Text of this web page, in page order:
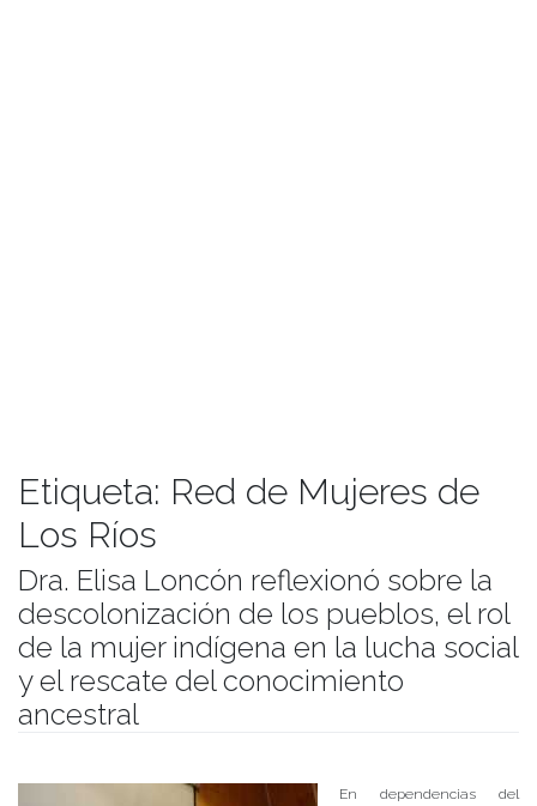
Etiqueta: Red de Mujeres de
Los Ríos
Dra. Elisa Loncón reflexionó sobre la
descolonización de los pueblos, el rol
de la mujer indígena en la lucha social
y el rescate del conocimiento
ancestral
En dependencias del